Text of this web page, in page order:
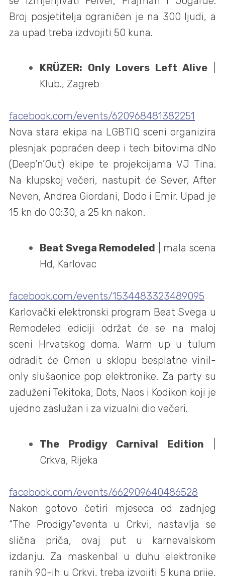
Broj posjetitelja ograničen je na 300 ljudi, a
za upad treba izdvojiti 50 kuna.
KRÜZER: Only Lovers Left Alive
Klub., Zagreb
facebook.com/events/620968481382251
Nova stara ekipa na LGBTIQ sceni organizira
plesnjak popraćen deep i tech bitovima dNo
(Deep’n’Out) ekipe te projekcijama VJ Tina.
Na klupskoj večeri, nastupit će Sever, After
Neven, Andrea Giordani, Dodo i Emir. Upad je
15 kn do 00:30, a 25 kn nakon.
Beat Svega Remodeled | mala scena
Hd, Karlovac
facebook.com/events/1534483323489095
Karlovački elektronski program Beat Svega u
Remodeled ediciji održat će se na maloj
sceni Hrvatskog doma. Warm up u tulum
odradit će Omen u sklopu besplatne vinil-
only slušaonice pop elektronike. Za party su
zaduženi Tekitoka, Dots, Naos i Kodikon koji je
ujedno zaslužan i za vizualni dio večeri.
The Prodigy Carnival Edition
Crkva, Rijeka
facebook.com/events/662909640486528
Nakon gotovo četiri mjeseca od zadnjeg
“The Prodigy”eventa u Crkvi, nastavlja se
slična priča, ovaj put u karnevalskom
izdanju. Za maskenbal u duhu elektronike
ranih 90-ih u Crkvi, treba izvojiti 5 kuna prije,